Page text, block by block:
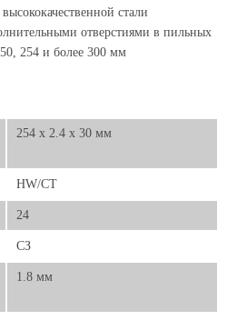
стали
отверстиями в пильных
254 и более 300 мм
254 x 2.4 x 30 мм
HW/CT
24
СЗ
1.8 мм